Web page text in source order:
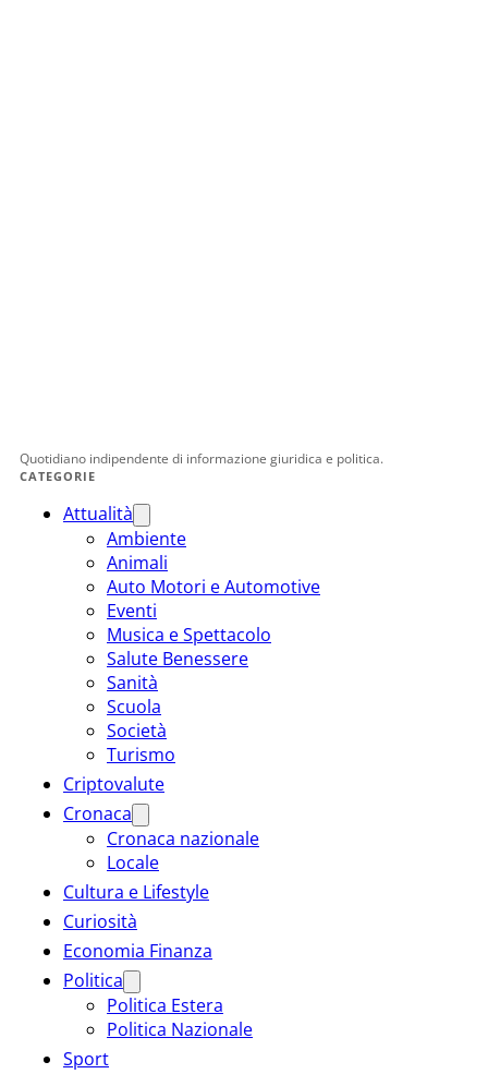
Quotidiano indipendente di informazione giuridica e politica.
CATEGORIE
Attualità
Ambiente
Animali
Auto Motori e Automotive
Eventi
Musica e Spettacolo
Salute Benessere
Sanità
Scuola
Società
Turismo
Criptovalute
Cronaca
Cronaca nazionale
Locale
Cultura e Lifestyle
Curiosità
Economia Finanza
Politica
Politica Estera
Politica Nazionale
Sport